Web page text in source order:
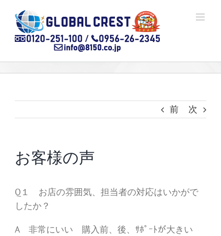
content
前 次
お客様の声
Q１ お店の雰囲気、担当者の対応はいかがで
したか？
A 非常にいい 購入前、後、ｻﾎﾟｰﾄが大きい